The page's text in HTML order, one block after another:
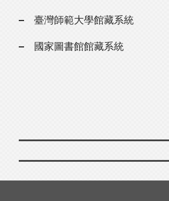
臺灣師範大學館藏系統
國家圖書館館藏系統